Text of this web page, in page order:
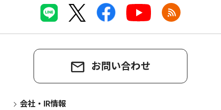
お問い合わせ
会社・IR情報